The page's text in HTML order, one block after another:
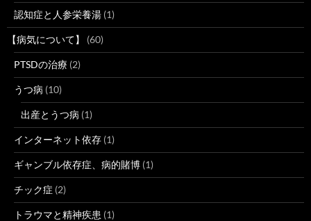
認知症と人参栄養湯 (1)
【病気について】 (60)
PTSDの治療 (2)
うつ病 (10)
出産とうつ病 (1)
インターネット依存 (1)
ギャンブル依存症、病的賭博 (1)
チック症 (2)
トラウマと精神疾患 (1)